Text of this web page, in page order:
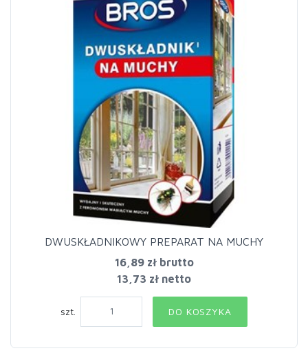
DWUSKŁADNIKOWY PREPARAT NA MUCHY
16,89 złbrutto
13,73 zł netto
szt. DO KOSZYKA